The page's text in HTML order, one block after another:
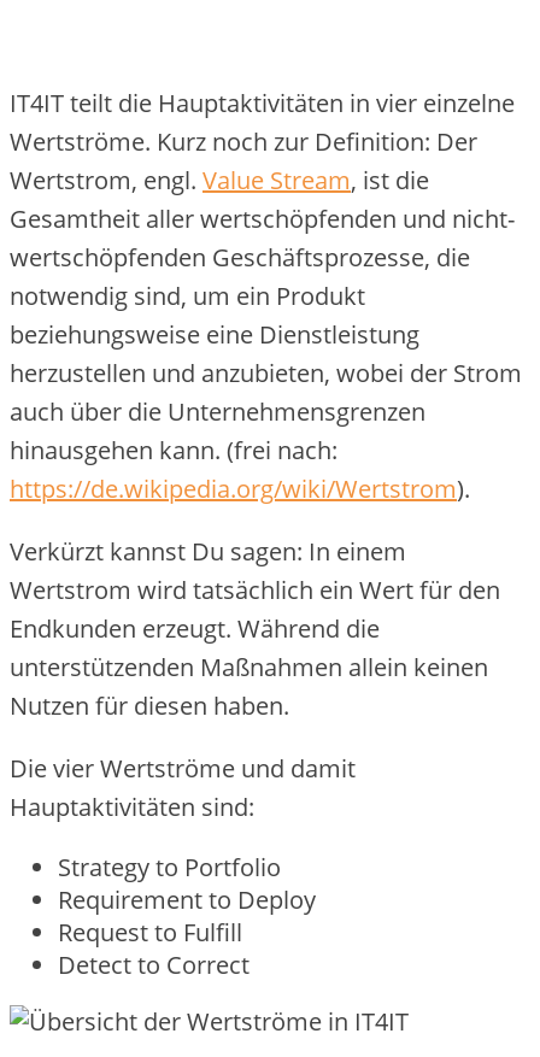
IT4IT teilt die Hauptaktivitäten in vier einzelne
Wertströme. Kurz noch zur Definition: Der
Wertstrom, engl. Value Stream, ist die
Gesamtheit aller wertschöpfenden und nicht-
wertschöpfenden Geschäftsprozesse, die
notwendig sind, um ein Produkt
beziehungsweise eine Dienstleistung
herzustellen und anzubieten, wobei der Strom
auch über die Unternehmensgrenzen
hinausgehen kann. (frei nach:
https://de.wikipedia.org/wiki/Wertstrom).
Verkürzt kannst Du sagen: In einem
Wertstrom wird tatsächlich ein Wert für den
Endkunden erzeugt. Während die
unterstützenden Maßnahmen allein keinen
Nutzen für diesen haben.
Die vier Wertströme und damit
Hauptaktivitäten sind:
Strategy to Portfolio
Requirement to Deploy
Request to Fulfill
Detect to Correct